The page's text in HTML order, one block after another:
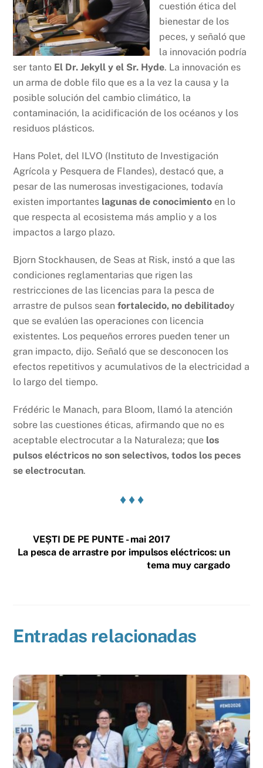
cuestión ética del
bienestar de los
peces, y señaló que
la innovación podría
ser tanto El Dr. Jekyll y el Sr. Hyde. La innovación es
un arma de doble filo que es a la vez la causa y la
posible solución del cambio climático, la
contaminación, la acidificación de los océanos y los
residuos plásticos.
Hans Polet, del ILVO (Instituto de Investigación
Agrícola y Pesquera de Flandes), destacó que, a
pesar de las numerosas investigaciones, todavía
existen importantes lagunas de conocimiento en lo
que respecta al ecosistema más amplio y a los
impactos a largo plazo.
Bjorn Stockhausen, de Seas at Risk, instó a que las
condiciones reglamentarias que rigen las
restricciones de las licencias para la pesca de
arrastre de pulsos sean fortalecido, no debilitadoy
que se evalúen las operaciones con licencia
existentes. Los pequeños errores pueden tener un
gran impacto, dijo. Señaló que se desconocen los
efectos repetitivos y acumulativos de la electricidad a
lo largo del tiempo.
Frédéric le Manach, para Bloom, llamó la atención
sobre las cuestiones éticas, afirmando que no es
aceptable electrocutar a la Naturaleza; que los
pulsos eléctricos no son selectivos, todos los peces
se electrocutan.
♦ ♦ ♦
VEȘTI DE PE PUNTE - mai 2017
La pesca de arrastre por impulsos eléctricos: un
tema muy cargado
Entradas relacionadas